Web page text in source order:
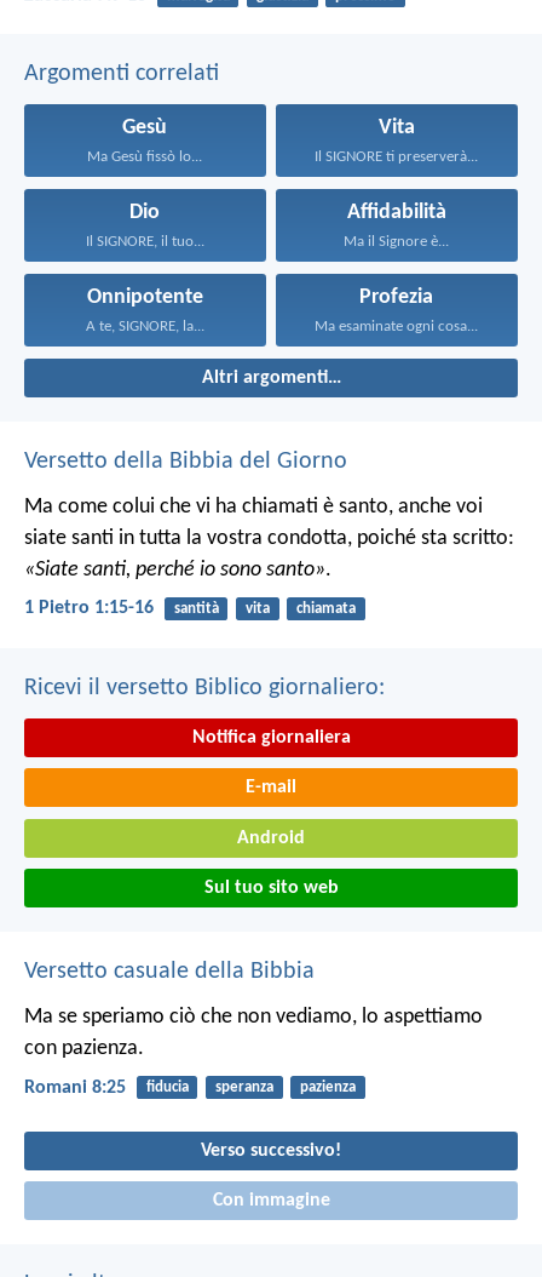
Argomenti correlati
Gesù
Ma Gesù fissò lo...
Vita
Il SIGNORE ti preserverà...
Dio
Il SIGNORE, il tuo...
Affidabilità
Ma il Signore è...
Onnipotente
A te, SIGNORE, la...
Profezia
Ma esaminate ogni cosa...
Altri argomenti…
Versetto della Bibbia del Giorno
Ma come colui che vi ha chiamati è santo, anche voi
siate santi in tutta la vostra condotta, poiché sta scritto:
«Siate santi, perché io sono santo».
1 Pietro 1:15-16 santità vita chiamata
Ricevi il versetto Biblico giornaliero:
Notifica giornaliera
E-mail
Android
Sul tuo sito web
Versetto casuale della Bibbia
Ma se speriamo ciò che non vediamo, lo aspettiamo
con pazienza.
Romani 8:25 fiducia speranza pazienza
Verso successivo!
Con immagine